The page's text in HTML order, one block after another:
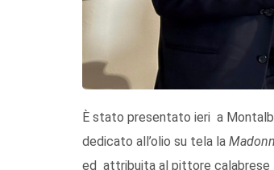
È stato presentato ieri a
dedicato all’olio su tela la
ed attribuita al pittore calabrese